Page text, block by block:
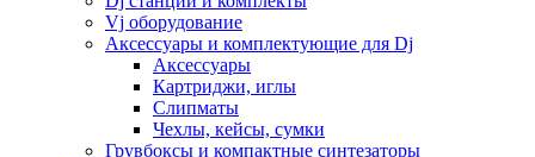
Vj оборудование
Аксессуары и комплектующие для Dj
Аксессуары
Картриджи, иглы
Слипматы
Чехлы, кейсы, сумки
Грувбоксы и компактные синтезаторы